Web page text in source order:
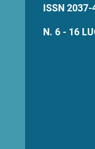
ISSN 2037-
N. 6 - 16